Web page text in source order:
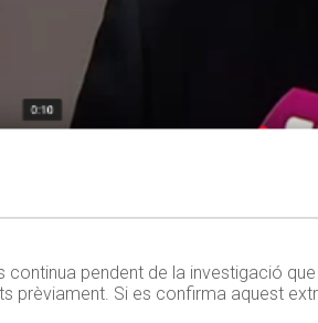
continua pendent de la investigació
prèviament. Si es confirma aquest